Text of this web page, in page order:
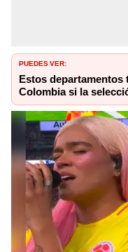
PUEDES VER:
Estos departamentos
Colombia si la